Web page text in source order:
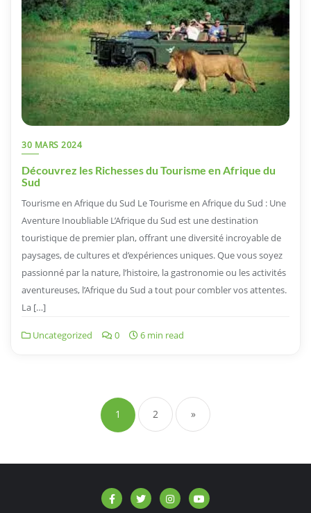
30 MARS 2024
Découvrez les Richesses du Tourisme en Afrique du
Sud
Tourisme en Afrique du Sud Le Tourisme en Afrique du Sud : Une
Aventure Inoubliable L’Afrique du Sud est une destination
touristique de premier plan, offrant une diversité incroyable de
paysages, de cultures et d’expériences uniques. Que vous soyez
passionné par la nature, l’histoire, la gastronomie ou les activités
aventureuses, l’Afrique du Sud a tout pour combler vos attentes.
La […]
Uncategorized 0 6 min read
des
articles
1 2 »